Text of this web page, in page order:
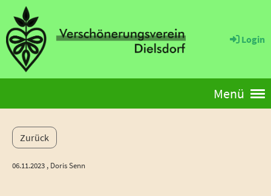
Login
Menü
Zurück
06.11.2023 , Doris Senn